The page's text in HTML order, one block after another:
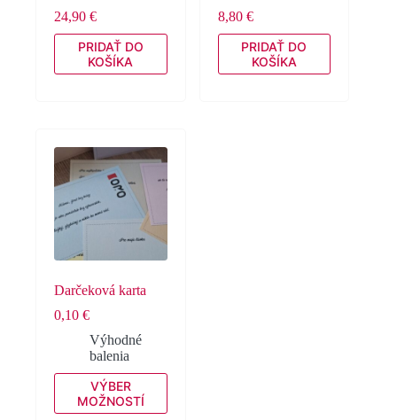
24,90 €
PRIDAŤ DO
KOŠÍKA
8,80 €
PRIDAŤ DO
KOŠÍKA
Darčeková karta
0,10 €
Výhodné
balenia
VÝBER
MOŽNOSTÍ
Tento
produkt
má